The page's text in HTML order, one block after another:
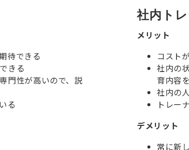
待できる
きる
門性が高いので、説
る
社内ト
メリット
コスト
社内の
育内容
社内の
トレー
デメリット
常に新